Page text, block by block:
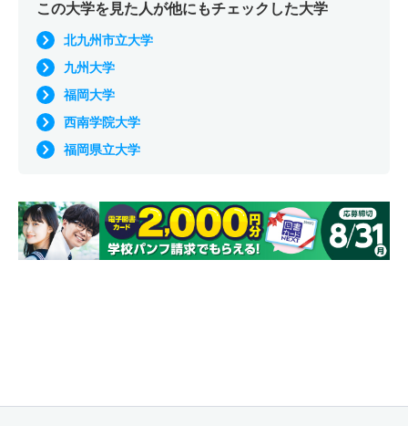
この大学を見た人が他にもチェックした大学
北九州市立大学
九州大学
福岡大学
西南学院大学
福岡県立大学